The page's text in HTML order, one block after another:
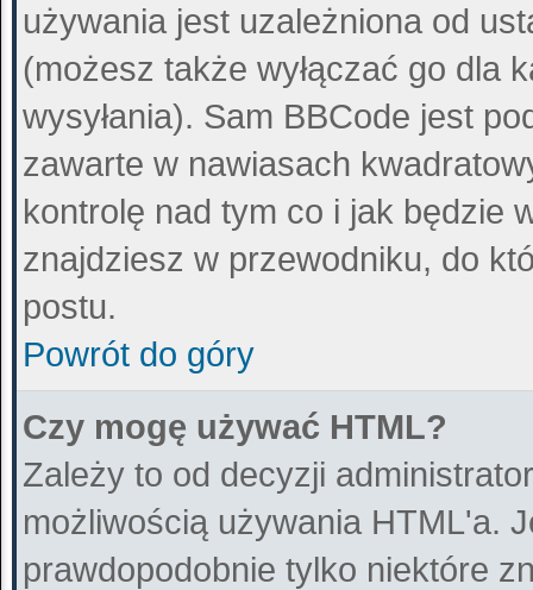
używania jest uzależniona od
(możesz także wyłączać go dla
wysyłania). Sam BBCode jest
zawarte w nawiasach
kontrolę nad tym co i jak będzie
znajdziesz w przewodniku, do
postu.
Powrót do góry
Czy mogę używać HTML?
Zależy to od decyzji
możliwością używania HTML'a.
prawdopodobnie tylko niektóre